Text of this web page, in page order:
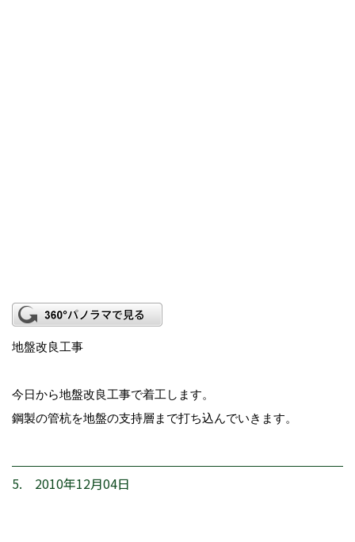
地盤改良工事
今日から地盤改良工事で着工します。
鋼製の管杭を地盤の支持層まで打ち込んでいきます。
5. 2010年12月04日